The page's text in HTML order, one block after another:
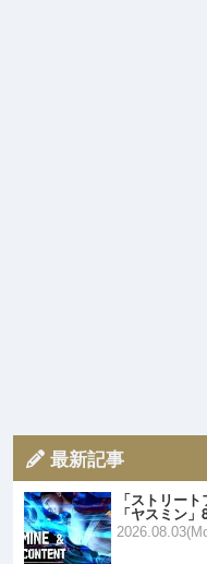
最新記事
「ストリー
「ヤスミン